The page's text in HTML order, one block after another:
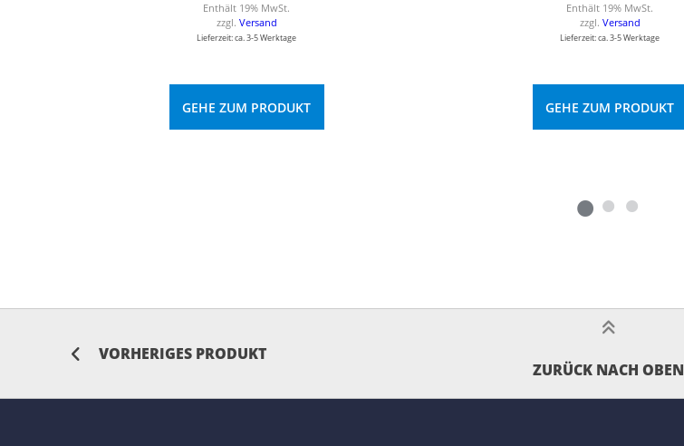
Enthält 19% MwSt.
zzgl. Versand
Lieferzeit: ca. 3-5 Werktage
GEHE ZUM PRODUKT
Enthält 19% MwSt.
zzgl. Versand
Lieferzeit: ca. 3-5 Werktage
GEHE ZUM PRODUKT
VORHERIGES PRODUKT
ZURÜCK NACH OBEN